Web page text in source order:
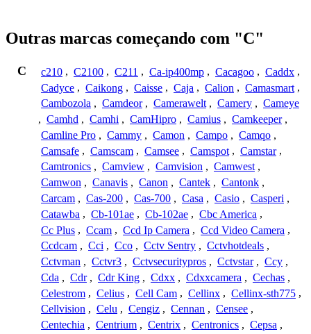
Outras marcas começando com "C"
C c210 , C2100 , C211 , Ca-ip400mp , Cacagoo , Caddx ,
Cadyce , Caikong , Caisse , Caja , Calion , Camasmart ,
Cambozola , Camdeor , Camerawelt , Camery , Cameye
, Camhd , Camhi , CamHipro , Camius , Camkeeper ,
Camline Pro , Cammy , Camon , Campo , Camqo ,
Camsafe , Camscam , Camsee , Camspot , Camstar ,
Camtronics , Camview , Camvision , Camwest ,
Camwon , Canavis , Canon , Cantek , Cantonk ,
Carcam , Cas-200 , Cas-700 , Casa , Casio , Casperi ,
Catawba , Cb-101ae , Cb-102ae , Cbc America ,
Cc Plus , Ccam , Ccd Ip Camera , Ccd Video Camera ,
Ccdcam , Cci , Cco , Cctv Sentry , Cctvhotdeals ,
Cctvman , Cctvr3 , Cctvsecuritypros , Cctvstar , Ccy ,
Cda , Cdr , Cdr King , Cdxx , Cdxxcamera , Cechas ,
Celestrom , Celius , Cell Cam , Cellinx , Cellinx-sth775 ,
Cellvision , Celu , Cengiz , Cennan , Censee ,
Centechia , Centrium , Centrix , Centronics , Cepsa ,